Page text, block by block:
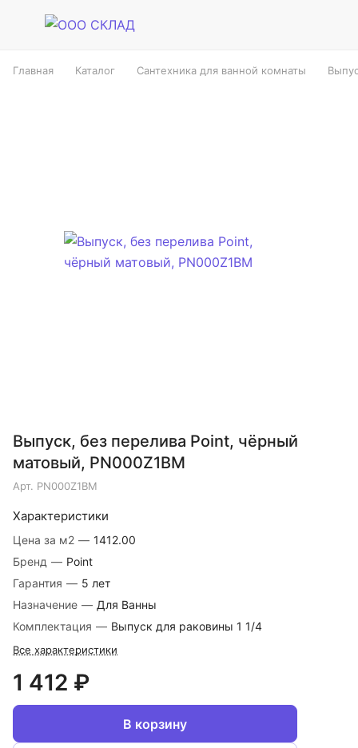
Главная Каталог Сантехника для ванной комнаты
Выпуск, без перелива Point, чёрный
матовый, PN000Z1BM
Арт. PN000Z1BM
Характеристики
Цена за м2 — 1412.00
Бренд — Point
Гарантия — 5 лет
Назначение — Для Ванны
Комплектация — Выпуск для раковины 1 1/4
Все характеристики
1 412 ₽
В корзину